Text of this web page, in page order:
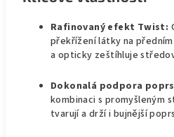
Rafinovaný efekt Twist:
překřížení látky na
a opticky zeštíhluje
Dokonalá podpora
kombinaci s promyšleným
tvarují a drží i bujnější